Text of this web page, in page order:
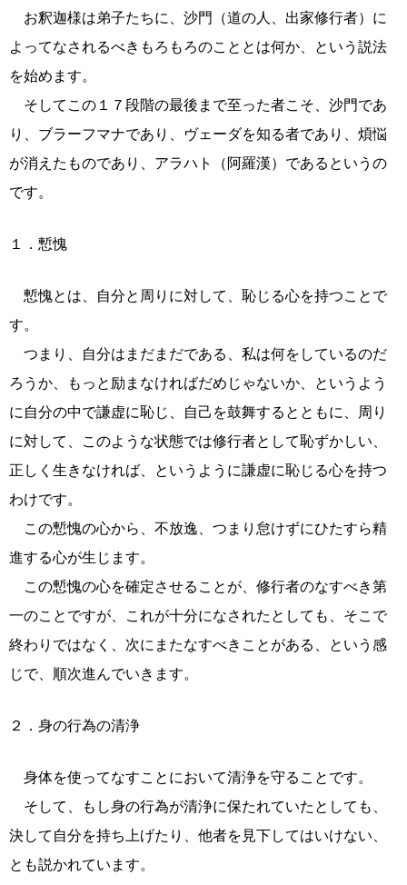
お釈迦様は弟子たちに、沙門（道の人、出家修行者）に
よってなされるべきもろもろのこととは何か、という説法
を始めます。
そしてこの１７段階の最後まで至った者こそ、沙門であ
り、ブラーフマナであり、ヴェーダを知る者であり、煩悩
が消えたものであり、アラハト（阿羅漢）であるというの
です。
１．慙愧
慙愧とは、自分と周りに対して、恥じる心を持つことで
す。
つまり、自分はまだまだである、私は何をしているのだ
ろうか、もっと励まなければだめじゃないか、というよう
に自分の中で謙虚に恥じ、自己を鼓舞するとともに、周り
に対して、このような状態では修行者として恥ずかしい、
正しく生きなければ、というように謙虚に恥じる心を持つ
わけです。
この慙愧の心から、不放逸、つまり怠けずにひたすら精
進する心が生じます。
この慙愧の心を確定させることが、修行者のなすべき第
一のことですが、これが十分になされたとしても、そこで
終わりではなく、次にまたなすべきことがある、という感
じで、順次進んでいきます。
２．身の行為の清浄
身体を使ってなすことにおいて清浄を守ることです。
そして、もし身の行為が清浄に保たれていたとしても、
決して自分を持ち上げたり、他者を見下してはいけない、
とも説かれています。